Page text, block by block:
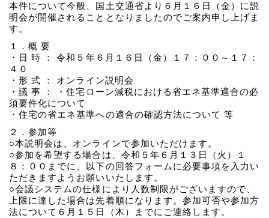
本件について今般、国土交通省より６月１６日（金）に説
明会が開催されることとなりましたのでご案内申し上げま
す。
１．概 要
・日 時 ： 令和５年６月１６日（金）１７：００～１７：
４０
・形 式 ： オンライン説明会
・議 事 ： ・住宅ローン減税における省エネ基準適合の必
須要件化について
・住宅の省エネ基準への適合の確認方法について 等
２．参加等
○本説明会は、オンラインで参加いただけます。
○参加を希望する場合は、令和５年６月１３日（火）１
８：００までに、以下の回答フォームに必要事項を入力い
ただきますようお願いいたします。
○会議システムの仕様により人数制限がございますので、
上限に達した場合は先着順になります。参加可否や参加方
法について６月１５日（木）までにご連絡します。